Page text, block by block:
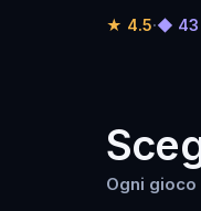
★ 4.5·◆ 43
Ogni